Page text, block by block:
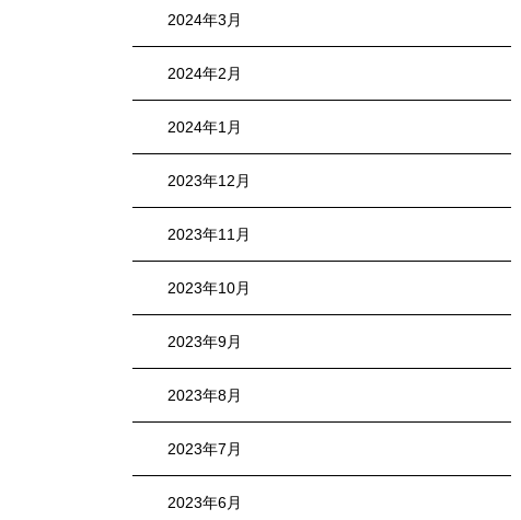
2024年3月
2024年2月
2024年1月
2023年12月
2023年11月
2023年10月
2023年9月
2023年8月
2023年7月
2023年6月